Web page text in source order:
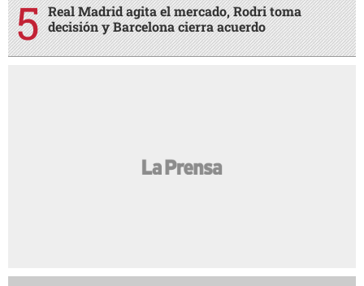
Real Madrid agita el mercado, Rodri toma
decisión y Barcelona cierra acuerdo